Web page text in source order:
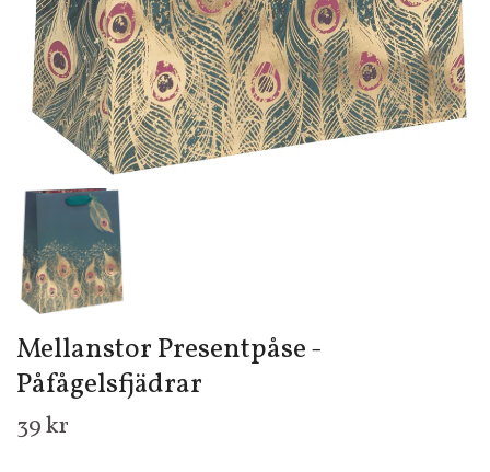
Mellanstor Presentpåse -
Påfågelsfjädrar
39 kr